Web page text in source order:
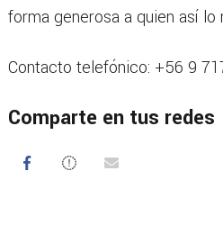
forma generosa a quien así lo
Contacto telefónico: +56 9
Comparte en tus redes